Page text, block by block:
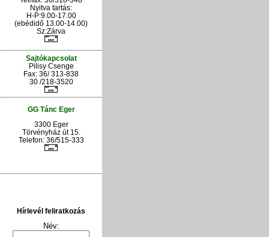
Nyitva tartás:
H-P:9.00-17.00
(ebédidő 13.00-14.00)
Sz:Zárva
Sajtókapcsolat
Pilisy Csenge
Fax: 36/ 313-838
30 /218-3520
GG Tánc Eger
3300 Eger
Törvényház út 15.
Telefon: 36/515-333
Hírlevél feliratkozás
Név: